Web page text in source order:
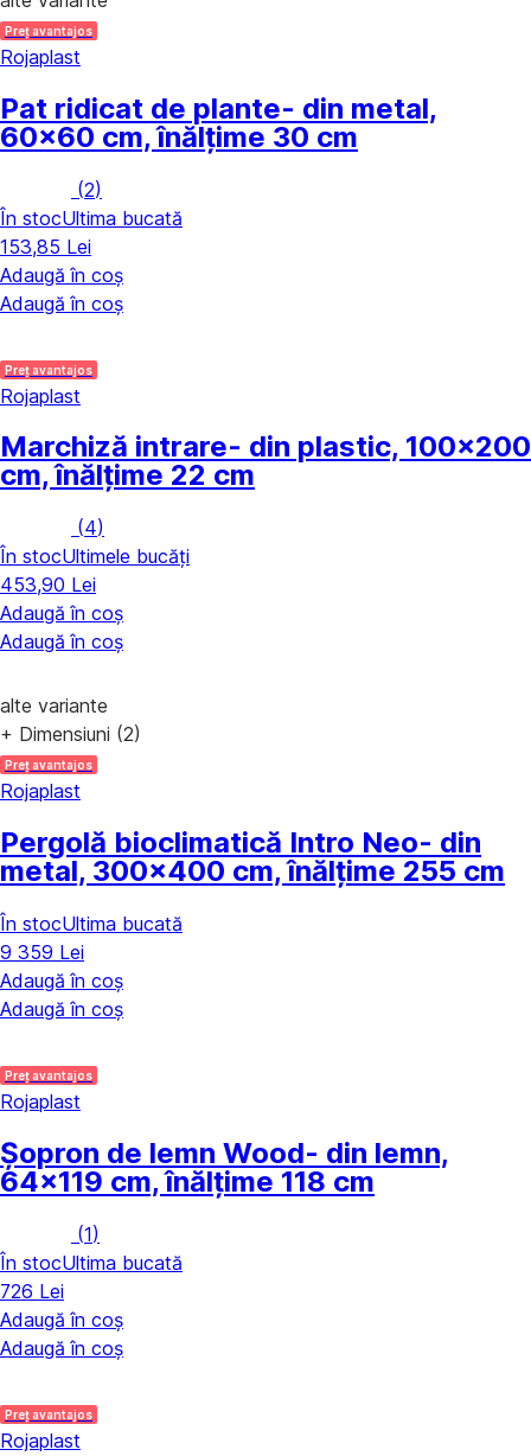
Preț avantajos
Rojaplast
Pat ridicat de plante- din metal,
60x60 cm, înălțime 30 cm
(2)
În stocUltima bucată
153,85 Lei
Adaugă în coș
Adaugă în coș
Preț avantajos
Rojaplast
Marchiză intrare- din plastic, 100x200
cm, înălțime 22 cm
(4)
În stocUltimele bucăți
453,90 Lei
Adaugă în coș
Adaugă în coș
alte variante
+ Dimensiuni (2)
Preț avantajos
Rojaplast
Pergolă bioclimatică Intro Neo- din
metal, 300x400 cm, înălțime 255 cm
În stocUltima bucată
9 359 Lei
Adaugă în coș
Adaugă în coș
Preț avantajos
Rojaplast
Șopron de lemn Wood- din lemn,
64x119 cm, înălțime 118 cm
(1)
În stocUltima bucată
726 Lei
Adaugă în coș
Adaugă în coș
Preț avantajos
Rojaplast